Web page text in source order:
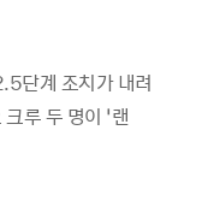
단계 조치가 내려
루 두 명이 ‘랜